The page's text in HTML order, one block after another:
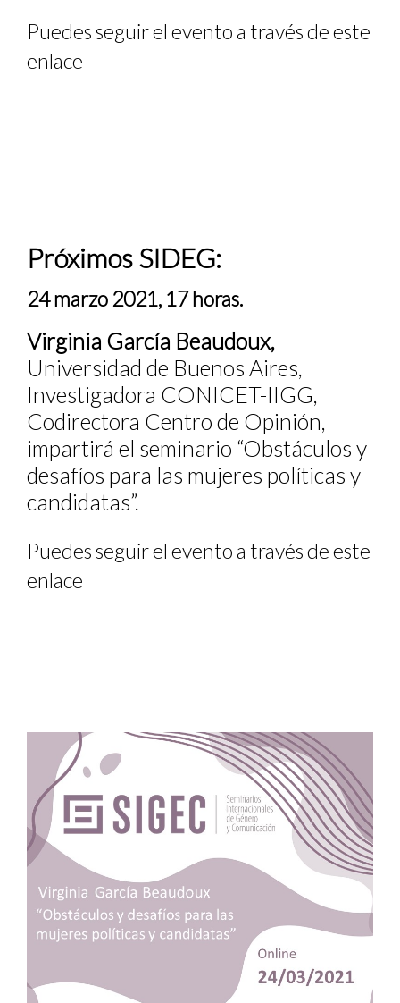
Puedes seguir el evento a través de este
enlace
Próximos SIDEG:
24 marzo 2021, 17 horas.
Virginia García Beaudoux,
Universidad de Buenos Aires,
Investigadora CONICET-IIGG,
Codirectora Centro de Opinión,
impartirá el seminario “Obstáculos y
desafíos para las mujeres políticas y
candidatas”.
Puedes seguir el evento a través de este
enlace